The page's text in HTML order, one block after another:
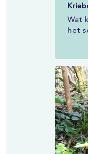
Wat
het